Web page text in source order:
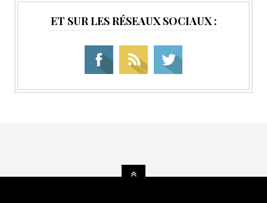
ET SUR LES RÉSEAUX SOCIAUX :